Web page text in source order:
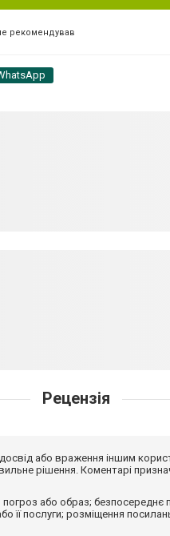
рекомендував
Рецензія
або враження іншим
рішення. Коментарі
або образ;
її послуги; розміщення